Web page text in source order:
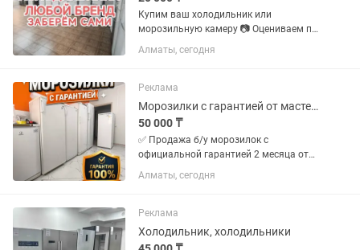
Купим ваш холодильник или
морозильную камеру 📷 Оцениваем по
фото 🚚 Заберём и увезём сами 💵
Деньги сразу
Алматы, сегодня
Реклама
Морозилки с гарантией от мастера
50 000 ₸
✅ Продажа б/у морозилок с
официальной гарантией 2 месяца от
магазина и мастера с более чем 10
летним опытом работы. Все
запахов Цены от 50000 в зависимости
от...
Алматы, сегодня
Реклама
Холодильник, холодильники